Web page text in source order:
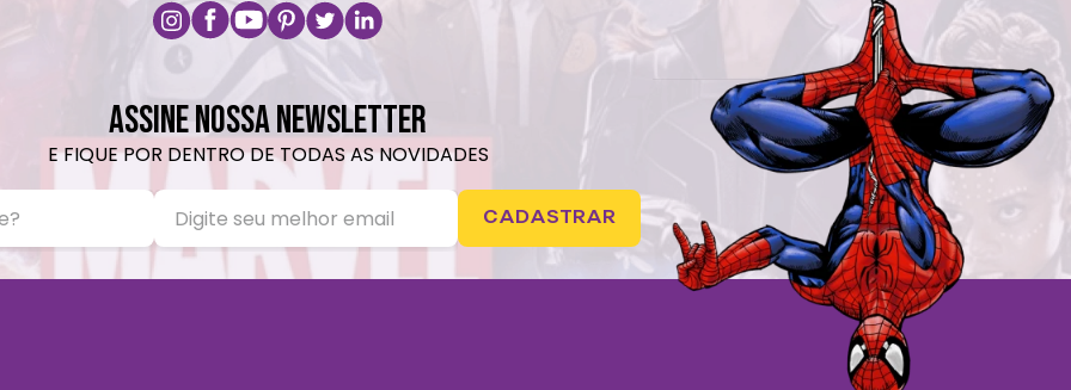
ASSINE NOSSA NEWSLETTER
E FIQUE POR DENTRO DE TODAS AS NOVIDADES
CADASTRAR